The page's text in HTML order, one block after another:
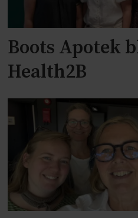
Boots Apotek
Health2B